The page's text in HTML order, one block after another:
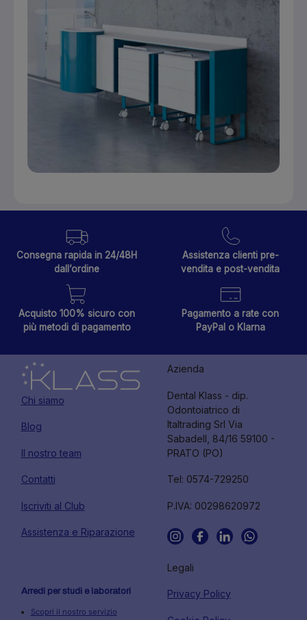
Consegna rapida in 24/48H
dall’ordine
Assistenza clienti pre-
vendita e post-vendita
Acquisto 100% sicuro con
più metodi di pagamento
Pagamento a rate con
PayPal o Klarna
Chi siamo
Blog
Il nostro team
Contatti
Iscriviti al Club
Assistenza e Riparazione
Azienda
Dental Klass - dip.
Odontoiatrico di
Italtrading Srl Via
Sabadell, 84/16 59100 -
PRATO (PO)
Tel: 0574-729250
P.IVA: 00298620972
Arredi per studi e laboratori
Scopri il nostro servizio
Legali
Privacy Policy